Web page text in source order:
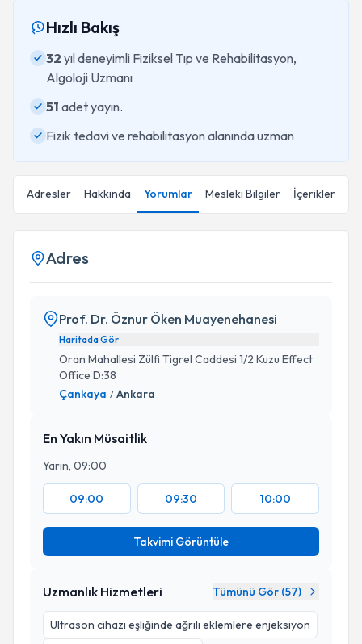
Hızlı Bakış
32 yıl deneyimli Fiziksel Tıp ve Rehabilitasyon,
Algoloji Uzmanı
51 adet yayın.
Fizik tedavi ve rehabilitasyon alanında uzman
Adresler Hakkında Yorumlar Mesleki Bilgiler İçerikler
Adres
Prof. Dr. Öznur Öken Muayenehanesi
Haritada Gör
Oran Mahallesi Zülfi Tigrel Caddesi 1/2 Kuzu Effect
Office D:38
Çankaya / Ankara
En Yakın Müsaitlik
Yarın, 09:00
09:00 09:30 10:00
Takvimi Görüntüle
Uzmanlık Hizmetleri Tümünü Gör (57)
Ultrason cihazı eşliğinde ağrılı eklemlere enjeksiyon